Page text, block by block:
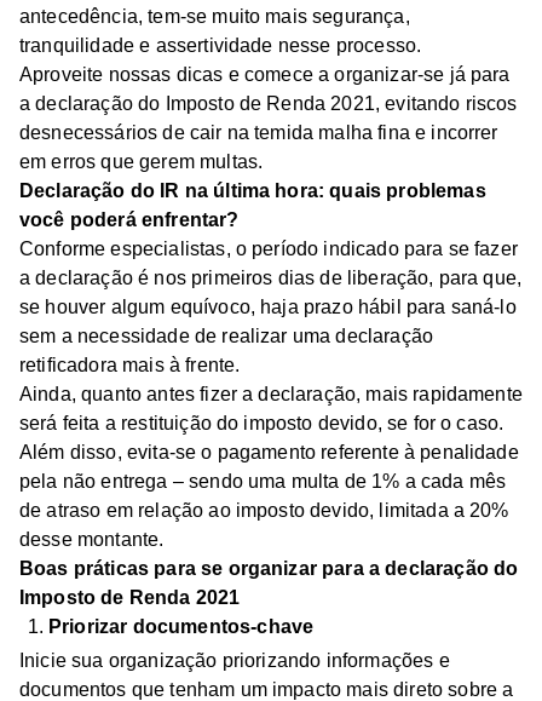
antecedência, tem-se muito mais segurança,
tranquilidade e assertividade nesse processo.
Aproveite nossas dicas e comece a organizar-se já para
a declaração do Imposto de Renda 2021, evitando riscos
desnecessários de cair na temida malha fina e incorrer
em erros que gerem multas.
Declaração do IR na última hora: quais problemas
você poderá enfrentar?
Conforme especialistas, o período indicado para se fazer
a declaração é nos primeiros dias de liberação, para que,
se houver algum equívoco, haja prazo hábil para saná-lo
sem a necessidade de realizar uma declaração
retificadora mais à frente.
Ainda, quanto antes fizer a declaração, mais rapidamente
será feita a restituição do imposto devido, se for o caso.
Além disso, evita-se o pagamento referente à penalidade
pela não entrega – sendo uma multa de 1% a cada mês
de atraso em relação ao imposto devido, limitada a 20%
desse montante.
Boas práticas para se organizar para a declaração do
Imposto de Renda 2021
Priorizar documentos-chave
Inicie sua organização priorizando informações e
documentos que tenham um impacto mais direto sobre a